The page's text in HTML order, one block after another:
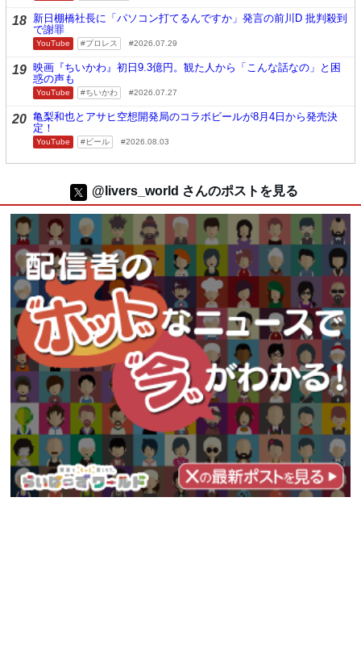
18 新日棚橋社長に「パソコン打てるんですか」発言の前川D 批判殺到
で謝罪
YouTube プロレス 2026.07.29
19 映画『ちいかわ』初日9.3億円。観た人から「こんな話なの」と困
惑の声も
YouTube ちいかわ 2026.07.27
20 亀梨和也とアサヒ空想開発局のコラボビールが8月4日から発売決
定！
YouTube ビール 2026.08.03
@livers_world さんのポストを見る